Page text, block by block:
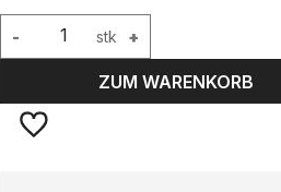
stk +
-
ZUM WARENKORB